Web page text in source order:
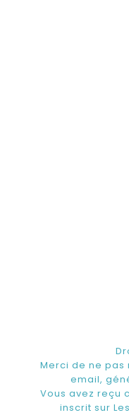
Merci de ne
email,
Vous avez reçu
inscrit sur